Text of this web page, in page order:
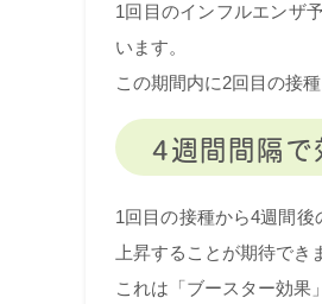
1回目のインフルエンザ
います。
この期間内に2回目の接
4週間間隔で
1回目の接種から4週間
上昇することが期待でき
これは「ブースター効果